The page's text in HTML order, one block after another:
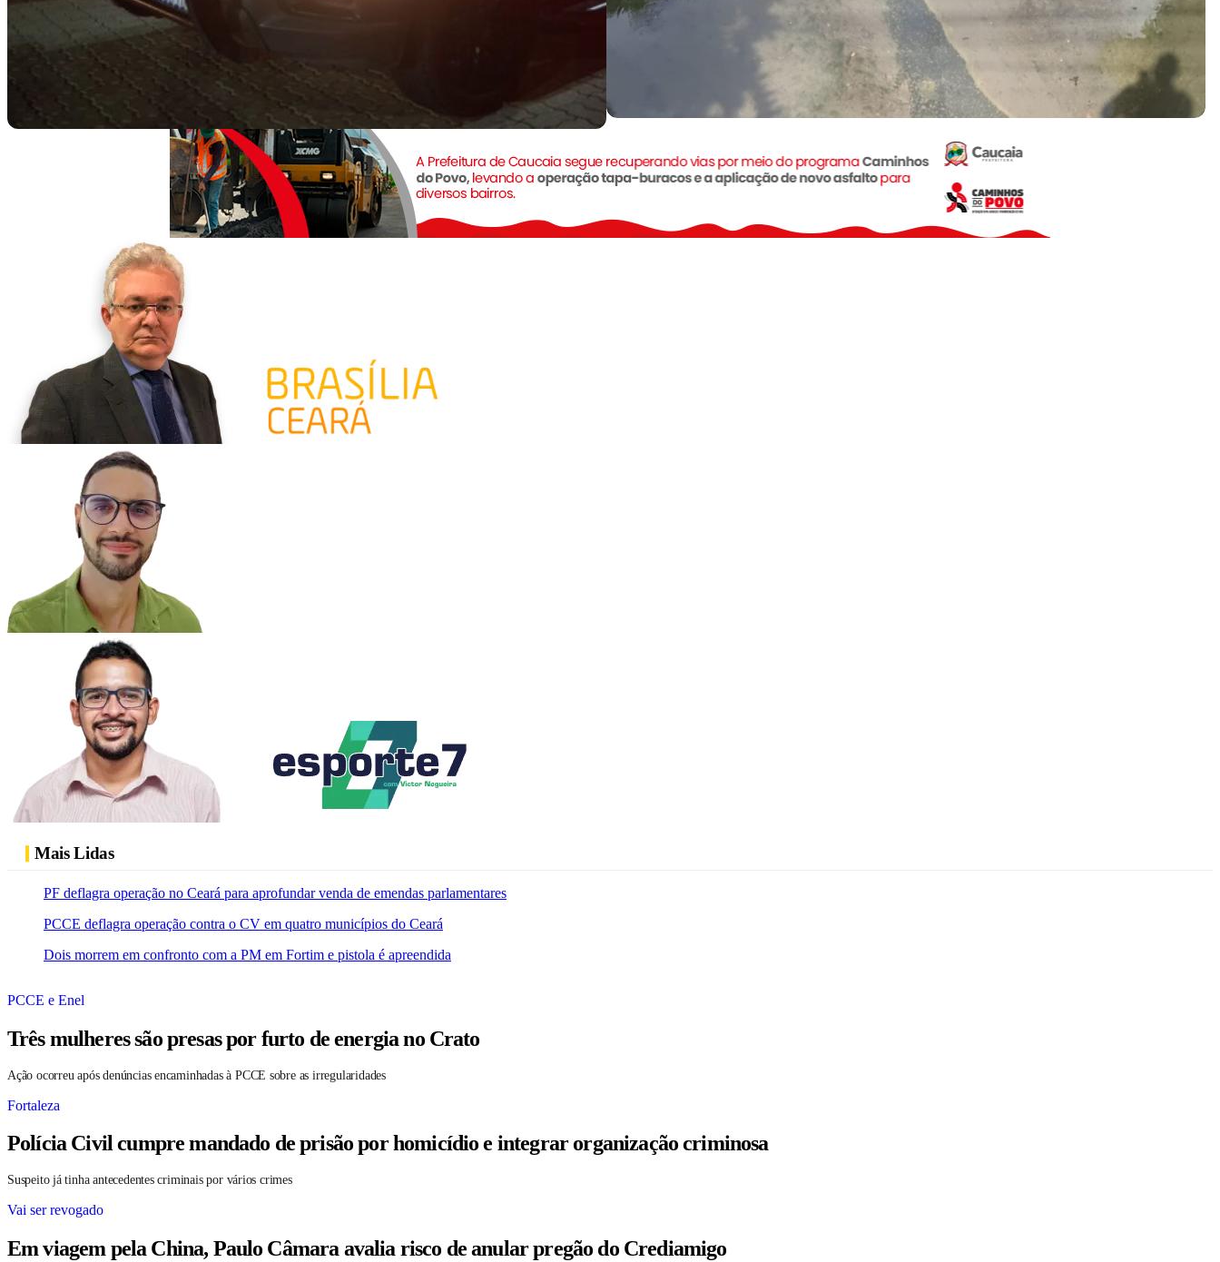
Mais Lidas
PF deflagra operação no Ceará para aprofundar venda de emendas parlamentares
PCCE deflagra operação contra o CV em quatro municípios do Ceará
Dois morrem em confronto com a PM em Fortim e pistola é apreendida
PCCE e Enel
Três mulheres são presas por furto de energia no Crato
Ação ocorreu após denúncias encaminhadas à PCCE sobre as irregularidades
Fortaleza
Polícia Civil cumpre mandado de prisão por homicídio e integrar organização criminosa
Suspeito já tinha antecedentes criminais por vários crimes
Vai ser revogado
Em viagem pela China, Paulo Câmara avalia risco de anular pregão do Crediamigo